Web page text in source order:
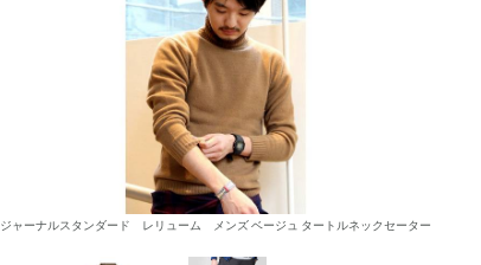
ジャーナルスタンダード レリューム メンズ ベージュ タートルネックセーター